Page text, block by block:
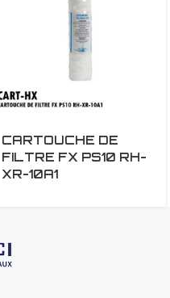
CARTOUCHE DE
FILTRE FX PS10 RH-
XR-10A1